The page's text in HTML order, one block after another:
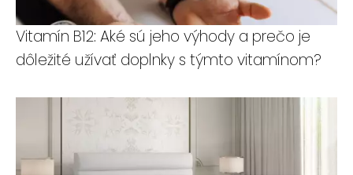
Vitamín B12: Aké sú jeho výhody a prečo je
dôležité užívať doplnky s týmto vitamínom?